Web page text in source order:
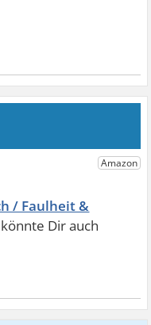
/ Faulheit &